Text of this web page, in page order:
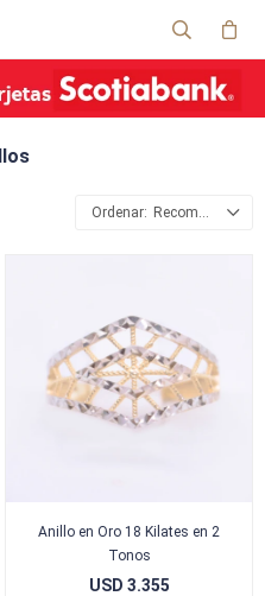
Recomendados
Anillo en Oro 18 Kilates en 2
Tonos
USD 3.355